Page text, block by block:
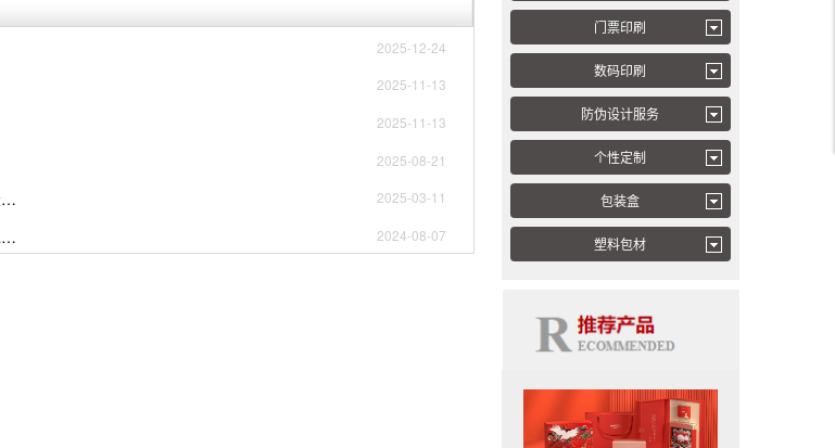
2025-12-24
2025-11-13
2025-11-13
2025-08-21
广州市jinnianhui今年会厂股份有限公司关于出租粘盒后工序自动化（精品礼盒）生产线设备公告采购公告 2025-03-11
强党性、守党纪、学条例、税企共建绘新篇 --- 国家税务总局广州市海珠区税务局征收管理科党支部、 国家税务总局广州市海珠区税务局信息中心党支部、 广州市jinnianhui今年会厂股份有限公司包装印刷党支部“联学联建联创” 2024-08-07
门票印刷
数码印刷
防伪设计服务
个性定制
包装盒
塑料包材